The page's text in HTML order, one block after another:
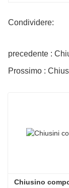
Condividere:
Prossimo :
Chiusino